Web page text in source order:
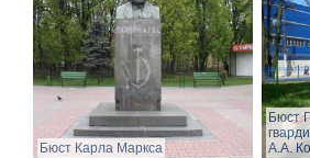
Бюст Карла Маркса
Бюст
А.А.